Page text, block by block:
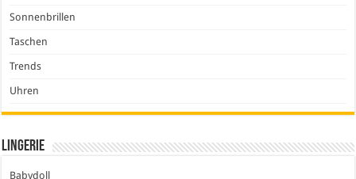
Sonnenbrillen
Taschen
Trends
Uhren
Lingerie
Babydoll